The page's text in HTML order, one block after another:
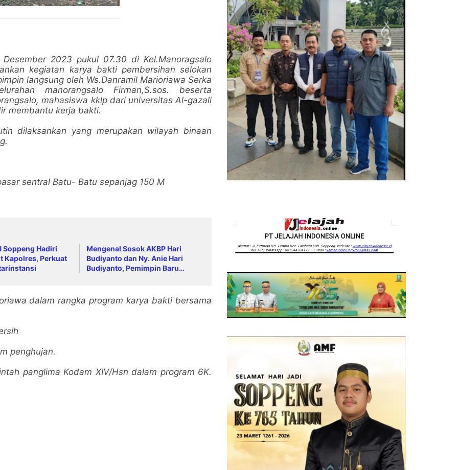
2023 pukul 07.30 di Kel.Manoragsalo
kegiatan karya bakti pembersihan selokan
langsung oleh Ws.Danramil Marioriawa Serka
manorangsalo Firman,S.sos. beserta
mahasiswa kklp dari universitas Al-gazali
membantu kerja bakti.
dilaksankan yang merupakan wilayah binaan
sentral Batu- Batu sepanjag 150 M
Soppeng Hadiri
Kapolres, Perkuat
Mengenal Sosok AKBP Hari
Budiyanto dan Ny. Anie Hari
Budiyanto, Pemimpin Baru
dalam rangka program karya bakti bersama
penghujan.
panglima Kodam XIV/Hsn dalam program 6K.